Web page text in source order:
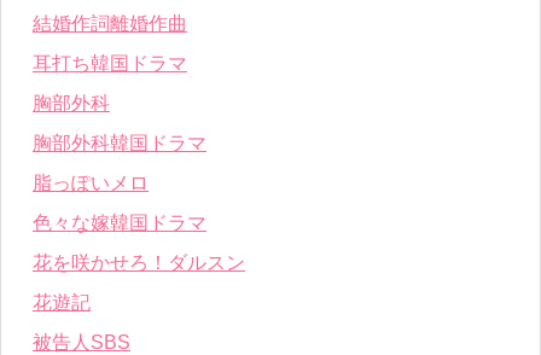
結婚作詞離婚作曲
耳打ち韓国ドラマ
胸部外科
胸部外科韓国ドラマ
脂っぽいメロ
色々な嫁韓国ドラマ
花を咲かせろ！ダルスン
花遊記
被告人SBS